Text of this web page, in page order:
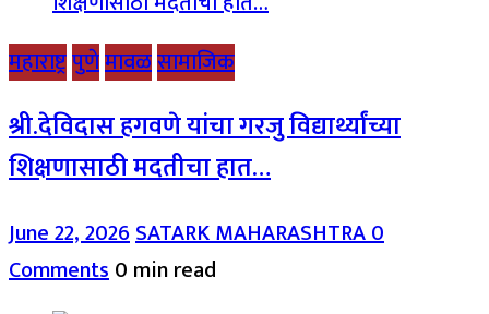
महाराष्ट्रपुणेमावळसामाजिक
श्री.देविदास हगवणे यांचा गरजु विद्यार्थ्यांच्या
शिक्षणासाठी मदतीचा हात…
June 22, 2026SATARK MAHARASHTRA0
Comments0 min read